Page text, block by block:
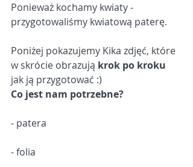
Ponieważ kochamy kwiaty -
przygotowaliśmy kwiatową paterę.
Poniżej pokazujemy Kika zdjęć, które
w skrócie obrazują krok po kroku
jak ją przygotować :)
Co jest nam potrzebne?
- patera
- folia